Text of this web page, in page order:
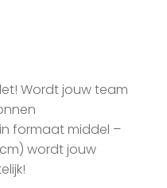
Wordt jouw team
formaat middel –
wordt jouw